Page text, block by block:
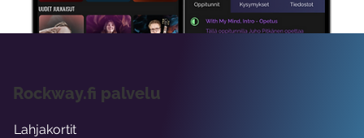
Rockway.fi palvelu
Lahjakortit